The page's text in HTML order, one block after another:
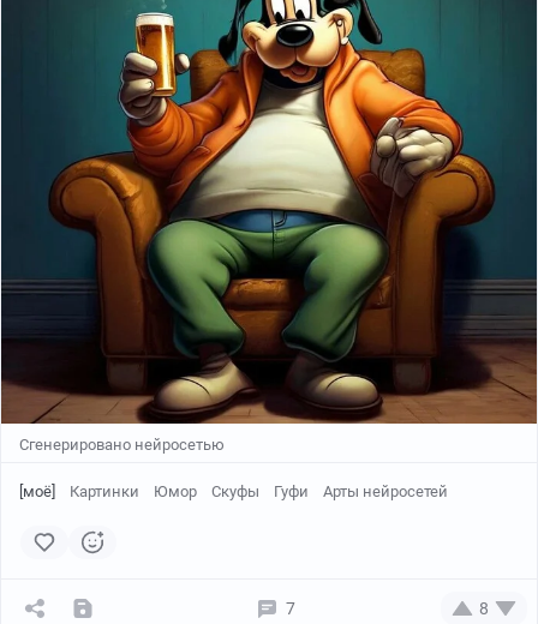
Сгенерировано нейросетью
[моё] Картинки Юмор Скуфы Гуфи Арты нейросетей
7 8